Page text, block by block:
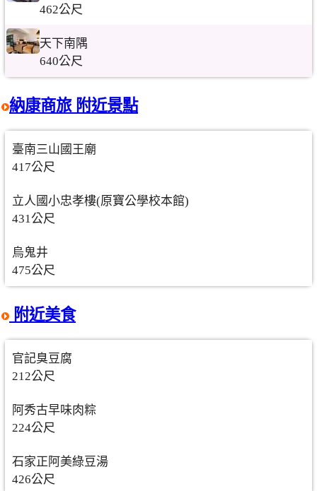
462公尺
天下南隅
640公尺
納康商旅 附近景點
臺南三山國王廟
417公尺
立人國小忠孝樓(原寶公學校本館)
431公尺
烏鬼井
475公尺
附近美食
官記臭豆腐
212公尺
阿秀古早味肉粽
224公尺
石家正阿美綠豆湯
426公尺